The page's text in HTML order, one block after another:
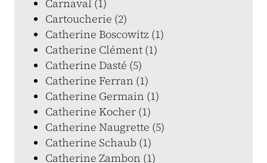
Carnaval (1)
Cartoucherie (2)
Catherine Boscowitz (1)
Catherine Clément (1)
Catherine Dasté (5)
Catherine Ferran (1)
Catherine Germain (1)
Catherine Kocher (1)
Catherine Naugrette (5)
Catherine Schaub (1)
Catherine Zambon (1)